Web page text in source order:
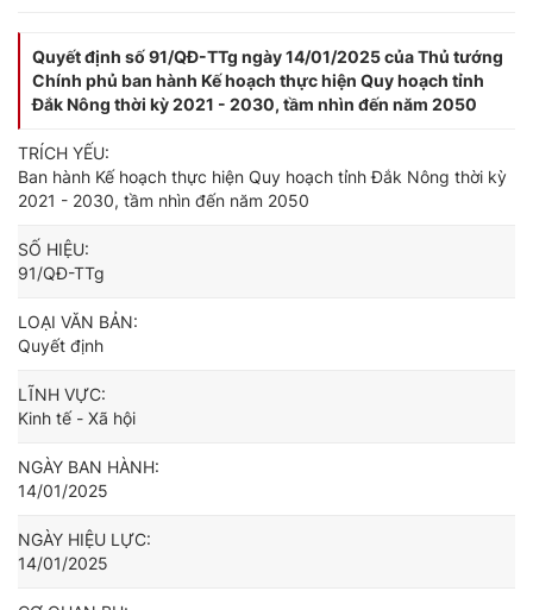
Quyết định số 91/QĐ-TTg ngày 14/01/2025 của Thủ tướng
Chính phủ ban hành Kế hoạch thực hiện Quy hoạch tỉnh
Đắk Nông thời kỳ 2021 - 2030, tầm nhìn đến năm 2050
TRÍCH YẾU:
Ban hành Kế hoạch thực hiện Quy hoạch tỉnh Đắk Nông thời kỳ
2021 - 2030, tầm nhìn đến năm 2050
SỐ HIỆU:
91/QĐ-TTg
LOẠI VĂN BẢN:
Quyết định
LĨNH VỰC:
Kinh tế - Xã hội
NGÀY BAN HÀNH:
14/01/2025
NGÀY HIỆU LỰC:
14/01/2025